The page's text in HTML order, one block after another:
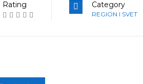
Rating Category
REGION I SVET